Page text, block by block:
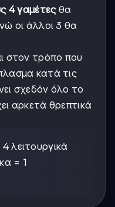
4 γαμέτεςθα
οι άλλοι 3 θα
στον τρόπο που
κατά τις
σχεδόν όλο το
αρκετά θρεπτικά
λειτουργικά
= 1